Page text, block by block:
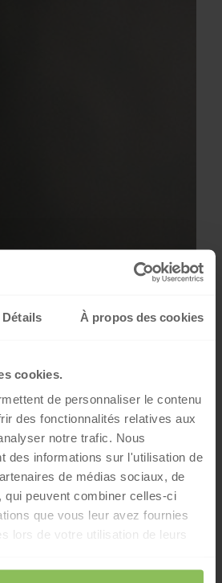
Détails À propos des cookies
cookies.
de personnaliser le contenu
des fonctionnalités relatives aux
notre trafic. Nous
des informations sur l'utilisation de
de médias sociaux, de
qui peuvent combiner celles-ci
que vous leur avez fournies
lors de votre utilisation de leurs